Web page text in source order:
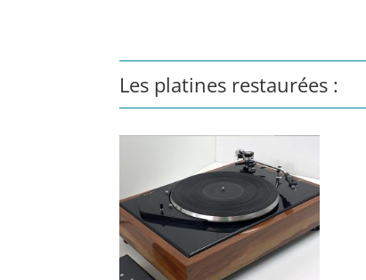
Les platines restaurées :